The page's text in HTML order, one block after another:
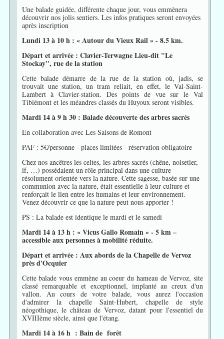
Une balade guidée, différente chaque jour, vous emmènera
découvrir nos jolis sentiers. Les infos pratiques seront envoyées
après inscription
Lundi 13 à 10 h : « Autour du Vieux Rail » - 8.5 km.
Départ et arrivée : Clavier-Terwagne Lieu-dit "Le
Stockay", rue de la station
Cette balade démarre de la rue de la station où, jadis, se
trouvait une station, un tram reliait, en effet, le Val-Saint-
Lambert à Clavier-station. Des points de vue sur le Val
Tibiémont et les méandres classés du Huyoux seront visibles.
Mardi 14 à 9 h 30 : Balade découverte des arbres sacrés
En collaboration avec Les Saisons de Romont
PAF : 5€/personne - places limitées - réservation obligatoire
Chez nos ancêtres les celtes, les arbres sacrés (chêne, noisetier,
if, …) possédaient un rôle principal dans une culture
résolument orientée vers la nature. Cette sagesse, basée sur une
communion avec la nature, était essentielle à leur culture et
renforçait le lien entre les humains et leur environnement.
Venez découvrir ce que la nature peut nous apporter !
PS : La balade est identique le mardi et le samedi
Mardi 14 à 13 h : « Vicus Gallo Romain » - 5 km –
accessible aux personnes à mobilité réduite.
Départ et arrivée : Aux abords de la Chapelle de Vervoz
près d'Ocquier
Cette balade vous emmène au coeur du hameau de Vervoz, site
classé remarquable et exceptionnel, implanté au creux d'un
vallon. Au cours de votre balade, vous aurez l'occasion
d'admirer la chapelle Saint-Hubert, chapelle de style
néogothique, le château de Vervoz, datant pour l'essentiel du
XVIIIème siècle, ainsi que l'étang.
Mardi 14 à 16 h : Bain de forêt